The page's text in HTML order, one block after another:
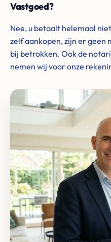
Vastgoed?
Nee, u betaalt helemaal
zelf aankopen, zijn er geen
bij betrokken. Ook de
nemen wij voor onze